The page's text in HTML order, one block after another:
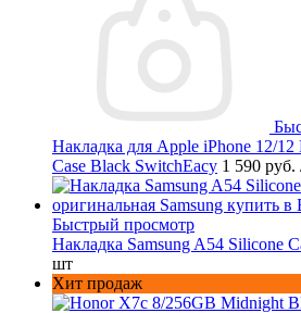
Накладка для Apple iPhone 12/
Case Black SwitchEacy 1 590 руб.
Быстрый просмотр
Накладка Samsung A54 Silicone
шт
Хит продаж